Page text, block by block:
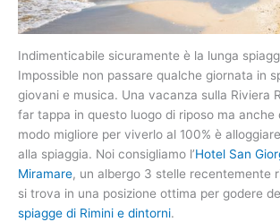
Indimenticabile sicuramente è la lunga
Impossible non passare qualche giornata in
giovani e musica. Una vacanza sulla Riviera
far tappa in questo luogo di riposo ma anche
modo migliore per viverlo al 100% è
alla spiaggia. Noi consigliamo l’Hotel San
Miramare, un albergo 3 stelle recentemente
si trova in una posizione ottima per godere
spiagge di Rimini e dintorni.